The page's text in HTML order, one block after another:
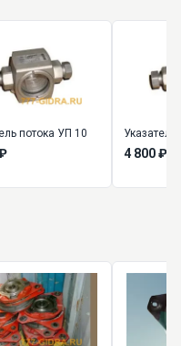
потока УП 10
4 800 ₽